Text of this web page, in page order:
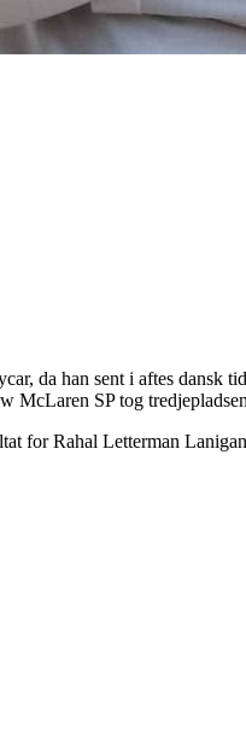
da han sent i aftes dansk
SP tog
for Rahal Letterman